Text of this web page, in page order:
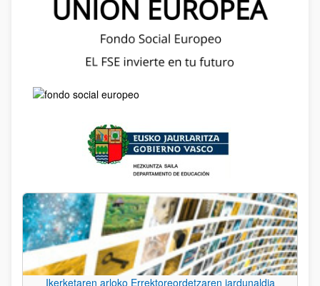
Ikerketaren arloko Errektoreordetzaren jardunaldia